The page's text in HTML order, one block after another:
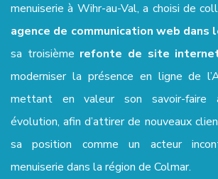
menuiserie à Wihr-au-Val, a choisi de
agence de communication web dans
sa troisième refonte de site
moderniser la présence en ligne de
mettant en valeur son savoir-faire
évolution, afin d’attirer de nouveaux
sa position comme un acteur
menuiserie dans la région de Colmar.